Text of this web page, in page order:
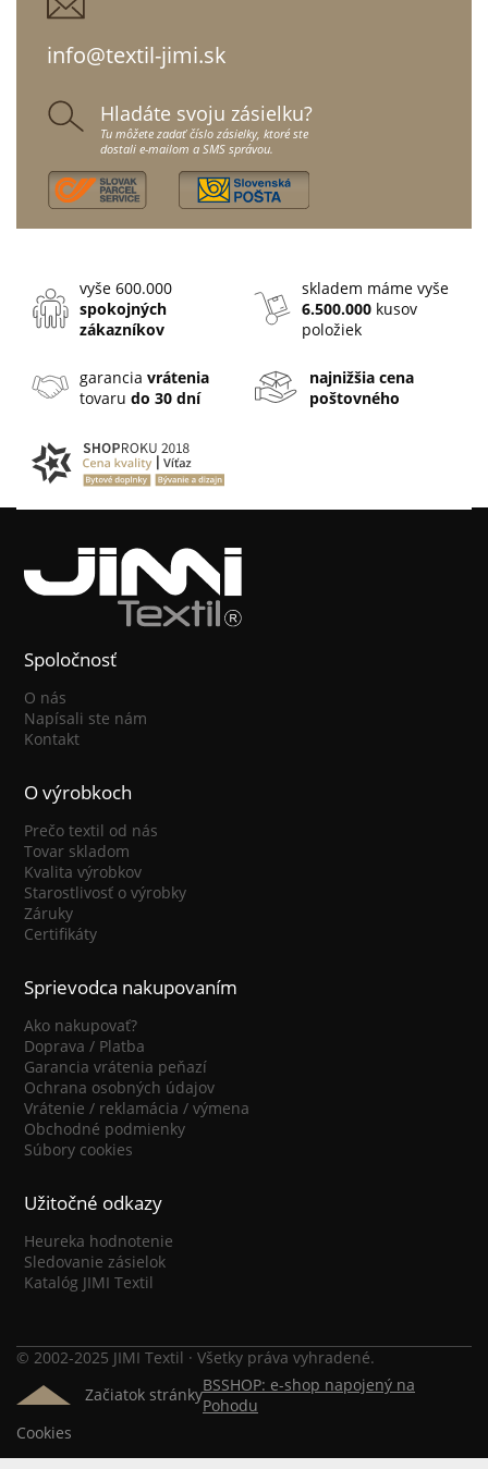
info@textil-jimi.sk
Hladáte svoju zásielku?
Tu môžete zadať číslo zásielky, ktoré ste
dostali e-mailom a SMS správou.
vyše 600.000
spokojných
zákazníkov
skladem máme vyše
6.500.000 kusov
položiek
garanciavrátenia
tovarudo 30 dní
najnižšia cena
poštovného
Spoločnosť
O nás
Napísali ste nám
Kontakt
O výrobkoch
Prečo textil od nás
Tovar skladom
Kvalita výrobkov
Starostlivosť o výrobky
Záruky
Certifikáty
Sprievodca nakupovaním
Ako nakupovať?
Doprava / Platba
Garancia vrátenia peňazí
Ochrana osobných údajov
Vrátenie / reklamácia / výmena
Obchodné podmienky
Súbory cookies
Užitočné odkazy
Heureka hodnotenie
Sledovanie zásielok
Katalóg JIMI Textil
© 2002-2025 JIMI Textil · Všetky práva vyhradené.
Začiatok stránkyBSSHOP: e-shop napojený na
Pohodu
Cookies